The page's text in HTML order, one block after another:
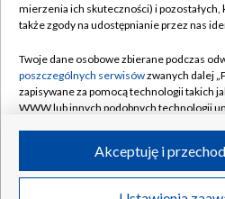
Naziemna Telewizja Cyfrowa
Rada Programowa
System NOS
Informacje o nadawcy
Program dla prasy
Pomoc
©2026 Telewizja
mierzenia ich skuteczności) i
także zgody na udostępnianie przez nas
Twoje dane osobowe zbierane podczas
poszczególnych serwisówzwanych dalej
zapisywane za pomocą technologii takich
WWW lub innych podobnych technologii
ruchu w Internecie.
Twoje dane osobowe zbierane podczas
Akceptuję i